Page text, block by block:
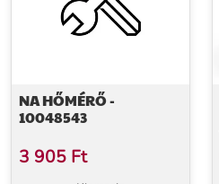
NA HŐMÉRŐ -
10048543
3 905 Ft